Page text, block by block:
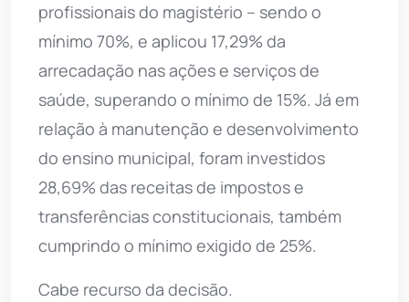
profissionais do magistério – sendo o
mínimo 70%, e aplicou 17,29% da
arrecadação nas ações e serviços de
saúde, superando o mínimo de 15%. Já em
relação à manutenção e desenvolvimento
do ensino municipal, foram investidos
28,69% das receitas de impostos e
transferências constitucionais, também
cumprindo o mínimo exigido de 25%.
Cabe recurso da decisão.